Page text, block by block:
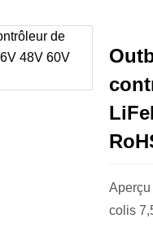
Aperçu
colis